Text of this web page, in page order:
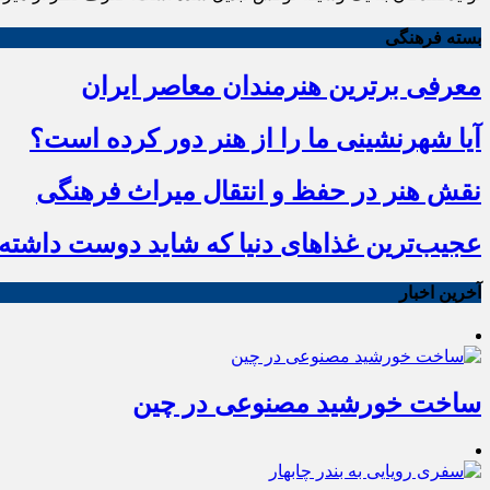
بسته فرهنگی
معرفی برترین هنرمندان معاصر ایران
آیا شهرنشینی ما را از هنر دور کرده است؟
نقش هنر در حفظ و انتقال میراث فرهنگی
عجیب‌ترین غذاهای دنیا که شاید دوست داشته
آخرین اخبار
ساخت خورشید مصنوعی در چین